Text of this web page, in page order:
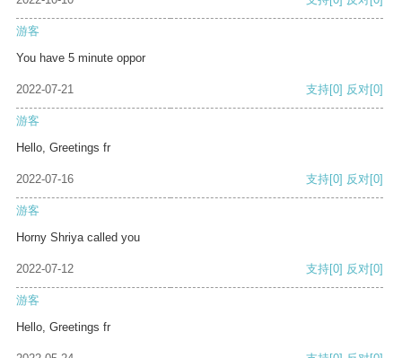
游客
You have 5 minute oppor
2022-07-21 支持[0] 反对[0]
游客
Hello, Greetings fr
2022-07-16 支持[0] 反对[0]
游客
Horny Shriya called you
2022-07-12 支持[0] 反对[0]
游客
Hello, Greetings fr